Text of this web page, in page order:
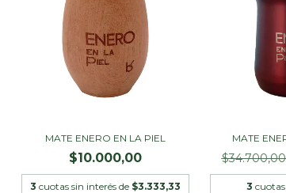
MATE ENERO EN LA PIEL
$10.000,00
3 cuotas sin interés de $3.333,33
MATE
3